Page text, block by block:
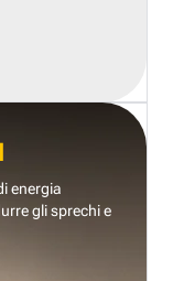
energia
gli sprechi e